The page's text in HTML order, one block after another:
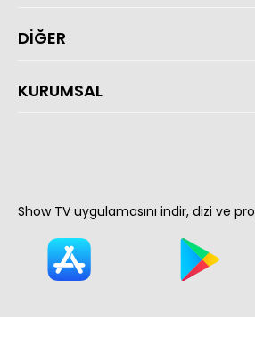
DİĞER
KURUMSAL
Show TV uygulamasını indir, dizi ve